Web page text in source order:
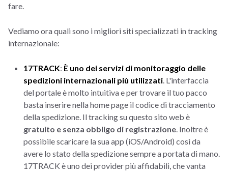
fare.
Vediamo ora quali sono i migliori siti specializzati in tracking
internazionale:
17TRACK: È uno dei servizi di monitoraggio delle
spedizioni internazionali più utilizzati. L'interfaccia
del portale è molto intuitiva e per trovare il tuo pacco
basta inserire nella home page il codice di tracciamento
della spedizione. Il tracking su questo sito web è
gratuito e senza obbligo di registrazione. Inoltre è
possibile scaricare la sua app (iOS/Android) così da
avere lo stato della spedizione sempre a portata di mano.
17TRACK è uno dei provider più affidabili, che vanta